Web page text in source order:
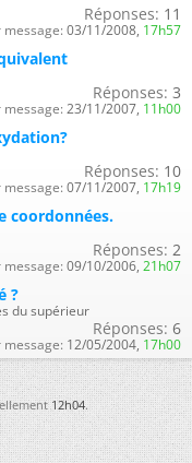
Réponses: 11
03/11/2008, 17h57
Réponses: 3
23/11/2007, 11h00
Réponses: 10
07/11/2007, 17h19
coordonnées.
Réponses: 2
09/10/2006, 21h07
?
du supérieur
Réponses: 6
12/05/2004, 17h00
12h04.